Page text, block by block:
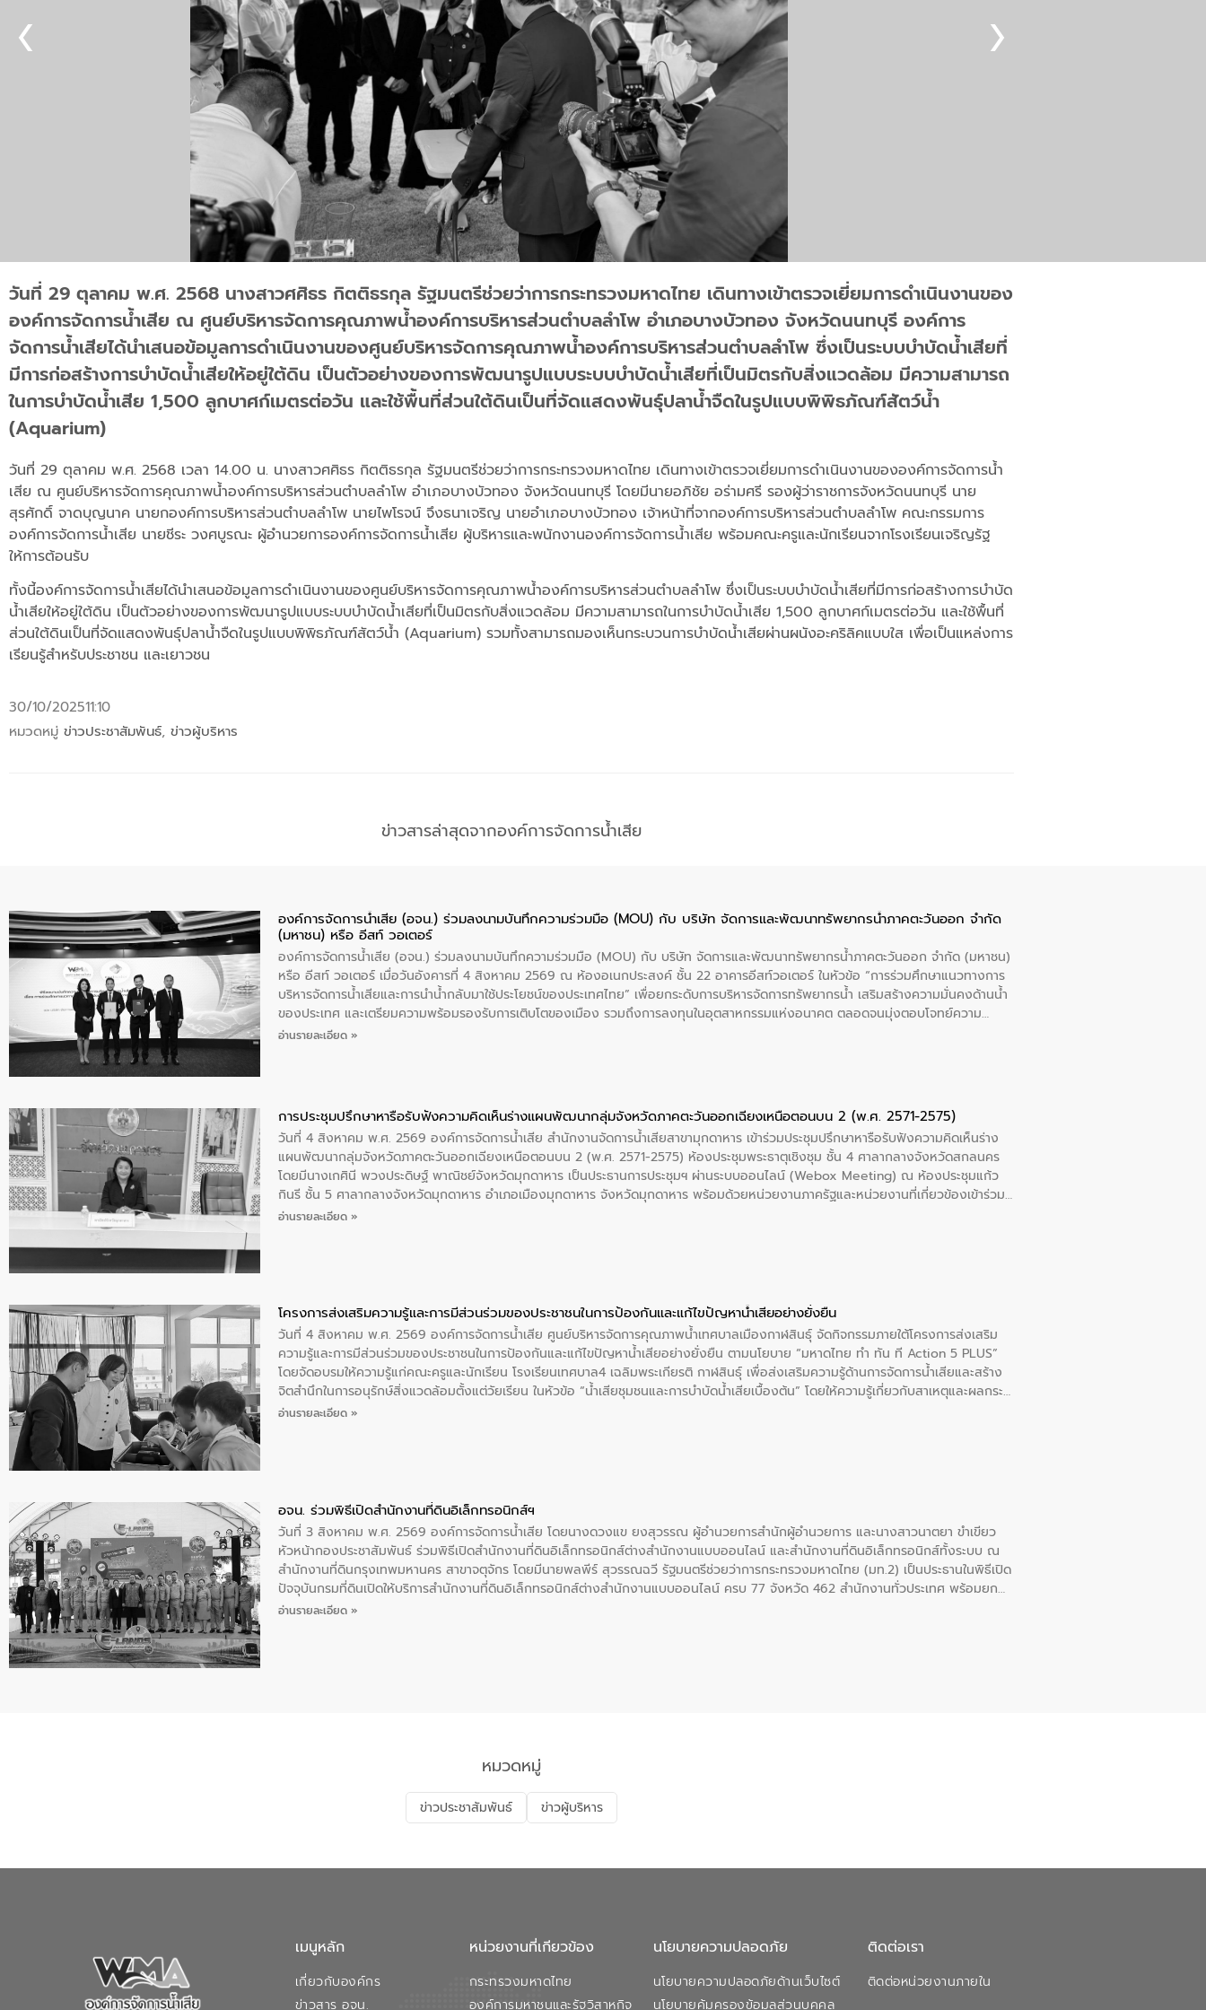
วันที่ 29 ตุลาคม พ.ศ. 2568 นางสาวศศิธร กิตติธรกุล รัฐมนตรีช่วยว่าการกระทรวงมหาดไทย เดินทางเข้าตรวจเยี่ยมการดำเนินงานของ
องค์การจัดการน้ำเสีย ณ ศูนย์บริหารจัดการคุณภาพน้ำองค์การบริหารส่วนตำบลลำโพ อำเภอบางบัวทอง จังหวัดนนทบุรี องค์การ
จัดการน้ำเสียได้นำเสนอข้อมูลการดำเนินงานของศูนย์บริหารจัดการคุณภาพน้ำองค์การบริหารส่วนตำบลลำโพ ซึ่งเป็นระบบบำบัดน้ำเสียที่
มีการก่อสร้างการบำบัดน้ำเสียให้อยู่ใต้ดิน เป็นตัวอย่างของการพัฒนารูปแบบระบบบำบัดน้ำเสียที่เป็นมิตรกับสิ่งแวดล้อม มีความสามารถ
ในการบำบัดน้ำเสีย 1,500 ลูกบาศก์เมตรต่อวัน และใช้พื้นที่ส่วนใต้ดินเป็นที่จัดแสดงพันธุ์ปลาน้ำจืดในรูปแบบพิพิธภัณฑ์สัตว์น้ำ
(Aquarium)
วันที่ 29 ตุลาคม พ.ศ. 2568 เวลา 14.00 น. นางสาวศศิธร กิตติธรกุล รัฐมนตรีช่วยว่าการกระทรวงมหาดไทย เดินทางเข้าตรวจเยี่ยมการดำเนินงานขององค์การจัดการน้ำ
เสีย ณ ศูนย์บริหารจัดการคุณภาพน้ำองค์การบริหารส่วนตำบลลำโพ อำเภอบางบัวทอง จังหวัดนนทบุรี โดยมีนายอภิชัย อร่ามศรี รองผู้ว่าราชการจังหวัดนนทบุรี นาย
สุรศักดิ์ จาดบุญนาค นายกองค์การบริหารส่วนตำบลลำโพ นายไพโรจน์ จึงธนาเจริญ นายอำเภอบางบัวทอง เจ้าหน้าที่จากองค์การบริหารส่วนตำบลลำโพ คณะกรรมการ
องค์การจัดการน้ำเสีย นายชีระ วงศบูรณะ ผู้อำนวยการองค์การจัดการน้ำเสีย ผู้บริหารและพนักงานองค์การจัดการน้ำเสีย พร้อมคณะครูและนักเรียนจากโรงเรียนเจริญรัฐ
ให้การต้อนรับ
ทั้งนี้องค์การจัดการน้ำเสียได้นำเสนอข้อมูลการดำเนินงานของศูนย์บริหารจัดการคุณภาพน้ำองค์การบริหารส่วนตำบลลำโพ ซึ่งเป็นระบบบำบัดน้ำเสียที่มีการก่อสร้างการบำบัด
น้ำเสียให้อยู่ใต้ดิน เป็นตัวอย่างของการพัฒนารูปแบบระบบบำบัดน้ำเสียที่เป็นมิตรกับสิ่งแวดล้อม มีความสามารถในการบำบัดน้ำเสีย 1,500 ลูกบาศก์เมตรต่อวัน และใช้พื้นที่
ส่วนใต้ดินเป็นที่จัดแสดงพันธุ์ปลาน้ำจืดในรูปแบบพิพิธภัณฑ์สัตว์น้ำ (Aquarium) รวมทั้งสามารถมองเห็นกระบวนการบำบัดน้ำเสียผ่านผนังอะคริลิคแบบใส เพื่อเป็นแหล่งการ
เรียนรู้สำหรับประชาชน และเยาวชน
30/10/202511:10
หมวดหมู่ ข่าวประชาสัมพันธ์, ข่าวผู้บริหาร
ข่าวสารล่าสุดจากองค์การจัดการน้ำเสีย
องค์การจัดการน้ำเสีย (อจน.) ร่วมลงนามบันทึกความร่วมมือ (MOU) กับ บริษัท จัดการและพัฒนาทรัพยากรน้ำภาคตะวันออก จำกัด
(มหาชน) หรือ อีสท์ วอเตอร์
องค์การจัดการน้ำเสีย (อจน.) ร่วมลงนามบันทึกความร่วมมือ (MOU) กับ บริษัท จัดการและพัฒนาทรัพยากรน้ำภาคตะวันออก จำกัด (มหาชน)
หรือ อีสท์ วอเตอร์ เมื่อวันอังคารที่ 4 สิงหาคม 2569 ณ ห้องอเนกประสงค์ ชั้น 22 อาคารอีสท์วอเตอร์ ในหัวข้อ “การร่วมศึกษาแนวทางการ
บริหารจัดการน้ำเสียและการนำน้ำกลับมาใช้ประโยชน์ของประเทศไทย” เพื่อยกระดับการบริหารจัดการทรัพยากรน้ำ เสริมสร้างความมั่นคงด้านน้ำ
ของประเทศ และเตรียมความพร้อมรองรับการเติบโตของเมือง รวมถึงการลงทุนในอุตสาหกรรมแห่งอนาคต ตลอดจนมุ่งตอบโจทย์ความ
ท้าทายจากวิกฤตการเปลี่ยนแปลงสภาพภูมิอากาศและความเสี่ยงภัยแล้งในระยะยาว การประสานความร่วมมือในครั้งนี้เป็นการดึงจุดแข็งและ
อุตสาหกรรม นายชีระ วงศบูรณะ ผู้อำนวยการองค์การจัดการน้ำเสีย กล่าวถึงภารกิจหลักของ อจน. ในการพัฒนาระบบบำบัดน้ำเสียเมื่อผสาน
กับความเชี่ยวชาญของอีสท์ วอเตอร์ จะช่วยขับเคลื่อนการศึกษาทั้งในมิติทางเทคนิคและความคุ้มค่าทางเศรษฐกิจ เพื่อสนับสนุนการพัฒนา
เมืองอย่างยั่งยืน ขณะที่ นายบดินทร์ อุดล กรรมการผู้อำนวยการใหญ่ อีสท์ วอเตอร์ ย้ำว่า การบริหารจัดการน้ำยุคใหม่ต้องมุ่งเน้นความคุ้มค่า
ตลอดระบบ โดยการนำน้ำบำบัดกลับมาใช้ใหม่จะช่วยลดการพึ่งพาน้ำธรรมชาติและสร้างสมดุลทางเศรษฐกิจและสิ่งแวดล้อมได้อย่างเป็นรูปธรรม
ความร่วมมือระหว่างภาครัฐและภาคเอกชนในครั้งนี้ นับเป็นก้าวสำคัญของ องค์การจัดการน้ำเสีย (อจน.) ในการร่วมวางรากฐานโครงสร้างพื้น
ฐานด้านน้ำของประเทศ เพื่อยกระดับประสิทธิภาพการใช้ทรัพยากรน้ำให้เกิดประโยชน์สูงสุดและเป็นไปตามมาตรฐานสากล
อ่านรายละเอียด »
การประชุมปรึกษาหารือรับฟังความคิดเห็นร่างแผนพัฒนากลุ่มจังหวัดภาคตะวันออกเฉียงเหนือตอนบน 2 (พ.ศ. 2571-2575)
วันที่ 4 สิงหาคม พ.ศ. 2569 องค์การจัดการน้ำเสีย สำนักงานจัดการน้ำเสียสาขามุกดาหาร เข้าร่วมประชุมปรึกษาหารือรับฟังความคิดเห็นร่าง
แผนพัฒนากลุ่มจังหวัดภาคตะวันออกเฉียงเหนือตอนบน 2 (พ.ศ. 2571-2575) ห้องประชุมพระธาตุเชิงชุม ชั้น 4 ศาลากลางจังหวัดสกลนคร
โดยมีนางเกศินี พวงประดิษฐ์ พาณิชย์จังหวัดมุกดาหาร เป็นประธานการประชุมฯ ผ่านระบบออนไลน์ (Webox Meeting) ณ ห้องประชุมแก้ว
กินรี ชั้น 5 ศาลากลางจังหวัดมุกดาหาร อำเภอเมืองมุกดาหาร จังหวัดมุกดาหาร พร้อมด้วยหน่วยงานภาครัฐและหน่วยงานที่เกี่ยวข้องเข้าร่วม
ประชุม ให้คำปรึกษาหารือรับฟังความคิดเห็นเละนำเสนอแผนงานโครงการเพิ่มเติมบรรจุในแผนปฏิบัติราชการประจำปี และสรุปผลการดำเนินการ
อ่านรายละเอียด »
โครงการส่งเสริมความรู้และการมีส่วนร่วมของประชาชนในการป้องกันและแก้ไขปัญหาน้ำเสียอย่างยั่งยืน
วันที่ 4 สิงหาคม พ.ศ. 2569 องค์การจัดการน้ำเสีย ศูนย์บริหารจัดการคุณภาพน้ำเทศบาลเมืองกาฬสินธุ์ จัดกิจกรรมภายใต้โครงการส่งเสริม
ความรู้และการมีส่วนร่วมของประชาชนในการป้องกันและแก้ไขปัญหาน้ำเสียอย่างยั่งยืน ตามนโยบาย “มหาดไทย ทำ ทัน ที Action 5 PLUS”
โดยจัดอบรมให้ความรู้แก่คณะครูและนักเรียน โรงเรียนเทศบาล4 เฉลิมพระเกียรติ กาฬสินธุ์ เพื่อส่งเสริมความรู้ด้านการจัดการน้ำเสียและสร้าง
จิตสำนึกในการอนุรักษ์สิ่งแวดล้อมตั้งแต่วัยเรียน ในหัวข้อ “น้ำเสียชุมชนและการบำบัดน้ำเสียเบื้องต้น” โดยให้ความรู้เกี่ยวกับสาเหตุและผลกระ
ทบของน้ำเสีย แนวทางการลดการเกิดน้ำเสียจากแหล่งกำเนิด การบำบัดน้ำเสียเบื้องต้นในครัวเรือน ณ ห้องเรียน ป.5/4 โรงเรียนเทศบาล 4
อ่านรายละเอียด »
อจน. ร่วมพิธีเปิดสำนักงานที่ดินอิเล็กทรอนิกส์ฯ
วันที่ 3 สิงหาคม พ.ศ. 2569 องค์การจัดการน้ำเสีย โดยนางดวงแข ยงสุวรรณ ผู้อำนวยการสำนักผู้อำนวยการ และนางสาวนาตยา ขำเขียว
หัวหน้ากองประชาสัมพันธ์ ร่วมพิธีเปิดสำนักงานที่ดินอิเล็กทรอนิกส์ต่างสำนักงานแบบออนไลน์ และสำนักงานที่ดินอิเล็กทรอนิกส์ทั้งระบบ ณ
สำนักงานที่ดินกรุงเทพมหานคร สาขาจตุจักร โดยมีนายพลพีร์ สุวรรณฉวี รัฐมนตรีช่วยว่าการกระทรวงมหาดไทย (มท.2) เป็นประธานในพิธีเปิด
ปัจจุบันกรมที่ดินเปิดให้บริการสำนักงานที่ดินอิเล็กทรอนิกส์ต่างสำนักงานแบบออนไลน์ ครบ 77 จังหวัด 462 สำนักงานทั่วประเทศ พร้อมยก
ระดับสำนักงานที่ดินกรุงเทพมหานครและสาขา รวม 17 แห่ง เป็นสำนักงานที่ดินอิเล็กทรอนิกส์ทั้งระบบ ช่วยประชาชนลดการเดินทาง ประหยัด
อ่านรายละเอียด »
หมวดหมู่
ข่าวประชาสัมพันธ์ ข่าวผู้บริหาร
เมนูหลัก
เกี่ยวกับองค์กร
ข่าวสาร อจน.
หน่วยงานที่เกียวข้อง
กระทรวงมหาดไทย
องค์การมหาชนและรัฐวิสาหกิจ
นโยบายความปลอดภัย
นโยบายความปลอดภัยด้านเว็บไซต์
นโยบายคุ้มครองข้อมูลส่วนบุคคล
ติดต่อเรา
ติดต่อหน่วยงานภายใน